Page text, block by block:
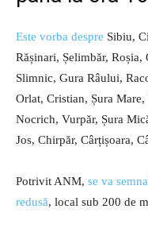
Este vorba despre Sibiu,
Rășinari, Șelimbăr,
Slimnic, Gura Râului,
Orlat, Cristian, Șura Mare,
Nocrich, Vurpăr, Șura
Jos, Chirpăr, Cârțișoara,
Potrivit ANM, se va
redusă, local sub 200 de